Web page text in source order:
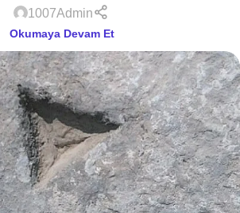
1007Admin
Okumaya Devam Et